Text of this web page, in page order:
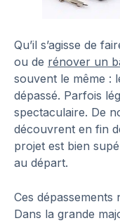
Qu’il s’agisse de
ou de rénover un
souvent le même :
dépassé. Parfois
spectaculaire. De
découvrent en fin
projet est bien
au départ.
Ces
Dans la grande